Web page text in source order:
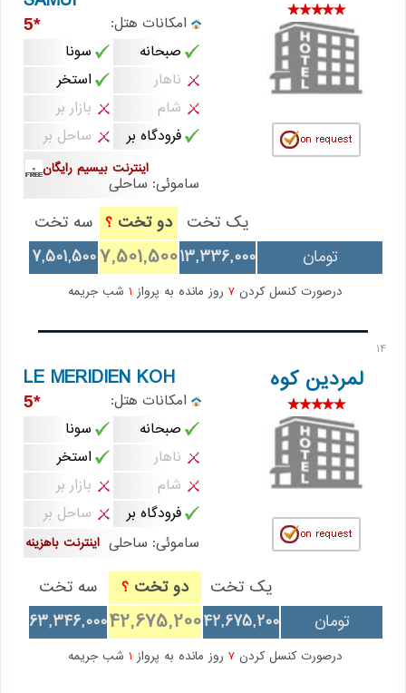
امکانات هتل: *5
صبحانه
سونا
ناهار
استخر
شام
بازار بر
فرودگاه بر
ساحل بر
اینترنت بیسیم رایگان
ساموئی: ساحلی
یک تخت دو تخت ؟ سه تخت
تومان
13,336,000
7,501,500
7,501,500
درصورت کنسل کردن 7 روز مانده به پرواز شب جریمه
14
لمردین کوه LE MERIDIEN KOH
امکانات هتل: *5
صبحانه
سونا
ناهار
استخر
شام
بازار بر
فرودگاه بر
ساحل بر
اینترنت باهزینه ساموئی: ساحلی
یک تخت دو تخت ؟
سه تخت
تومان
42,675,200
42,675,200
63,346,000
درصورت کنسل کردن 7 روز مانده به پرواز شب جریمه